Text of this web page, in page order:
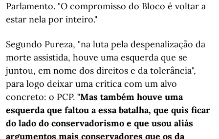
Parlamento. "O compromisso do Bloco é voltar a
estar nela por inteiro."
Segundo Pureza, "na luta pela despenalização da
morte assistida, houve uma esquerda que se
juntou, em nome dos direitos e da tolerância",
para logo deixar uma crítica com um alvo
concreto: o PCP. "Mas também houve uma
esquerda que faltou a essa batalha, que quis ficar
do lado do conservadorismo e que usou aliás
argumentos mais conservadores que os da